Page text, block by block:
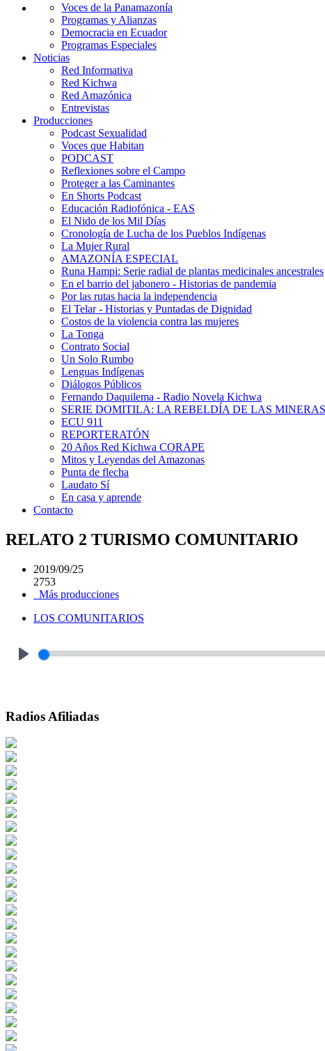
Voces de la Panamazonía
Programas y Alianzas
Democracia en Ecuador
Programas Especiales
Noticias
Red Informativa
Red Kichwa
Red Amazónica
Entrevistas
Producciones
Podcast Sexualidad
Voces que Habitan
PODCAST
Reflexiones sobre el Campo
Proteger a las Caminantes
En Shorts Podcast
Educación Radiofónica - EAS
El Nido de los Mil Días
Cronología de Lucha de los Pueblos Indígenas
La Mujer Rural
AMAZONÍA ESPECIAL
Runa Hampi: Serie radial de plantas medicinales ancestrales
En el barrio del jabonero - Historias de pandemia
Por las rutas hacia la independencia
El Telar - Historias y Puntadas de Dignidad
Costos de la violencia contra las mujeres
La Tonga
Contrato Social
Un Solo Rumbo
Lenguas Indígenas
Diálogos Públicos
Fernando Daquilema - Radio Novela Kichwa
SERIE DOMITILA: LA REBELDÍA DE LAS
ECU 911
REPORTERATÓN
20 Años Red Kichwa CORAPE
Mitos y Leyendas del Amazonas
Punta de flecha
Laudato Sí
En casa y aprende
Contacto
RELATO 2 TURISMO COMUNITARIO
2019/09/25
2753
Más producciones
LOS COMUNITARIOS
Radios Afiliadas